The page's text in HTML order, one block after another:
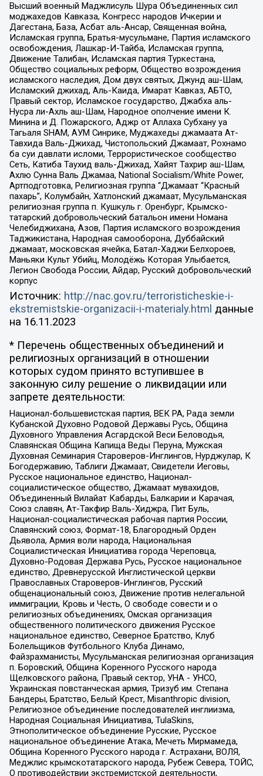
Высший военный Маджлисуль Шура Объединенных сил
моджахедов Кавказа, Конгресс народов Ичкерии и
Дагестана, База, Асбат аль-Ансар, Священная война,
Исламская группа, Братья-мусульмане, Партия исламского
освобождения, Лашкар-И-Тайба, Исламская группа,
Движение Талибан, Исламская партия Туркестана,
Общество социальных реформ, Общество возрождения
исламского наследия, Дом двух святых, Джунд аш-Шам,
Исламский джихад, Аль-Каида, Имарат Кавказ, АБТО,
Правый сектор, Исламское государство, Джабха аль-
Нусра ли-Ахль аш-Шам, Народное ополчение имени К.
Минина и Д. Пожарского, Аджр от Аллаха Субхану уа
Тагьаля SHAM, АУМ Синрике, Муджахеды джамаата Ат-
Тавхида Валь-Джихад, Чистопольский Джамаат, Рохнамо
ба суи давлати исломи, Террористическое сообщество
Сеть, Катиба Таухид валь-Джихад, Хайят Тахрир аш-Шам,
Ахлю Сунна Валь Джамаа, National Socialism/White Power,
Артподготовка, Религиозная группа “Джамаат “Красный
пахарь”, Колумбайн, Хатлонский джамаат, Мусульманская
религиозная группа п. Кушкуль г. Оренбург, Крымско-
татарский добровольческий батальон имени Номана
Челебиджихана, Азов, Партия исламского возрождения
Таджикистана, Народная самооборона, Дуббайский
джамаат, московская ячейка, Батал-Хаджи Белхороев,
Маньяки Культ Убийц, Молодёжь Которая Улыбается,
Легион Свобода России, Айдар, Русский добровольческий
корпус
Источник: http://nac.gov.ru/terroristicheskie-i-
ekstremistskie-organizacii-i-materialy.html данные
на 16.11.2023
* Перечень общественных объединений и
религиозных организаций в отношении
которых судом принято вступившее в
законную силу решение о ликвидации или
запрете деятельности:
Национал-большевистская партия, ВЕК РА, Рада земли
Кубанской Духовно Родовой Державы Русь, Община
Духовного Управления Асгардской Веси Беловодья,
Славянская Община Капища Веды Перуна, Мужская
Духовная Семинария Староверов-Инглингов, Нурджулар, К
Богодержавию, Таблиги Джамаат, Свидетели Иеговы,
Русское национальное единство, Национал-
социалистическое общество, Джамаат мувахидов,
Объединенный Вилайат Кабарды, Балкарии и Карачая,
Союз славян, Ат-Такфир Валь-Хиджра, Пит Буль,
Национал-социалистическая рабочая партия России,
Славянский союз, Формат-18, Благородный Орден
Дьявола, Армия воли народа, Национальная
Социалистическая Инициатива города Череповца,
Духовно-Родовая Держава Русь, Русское национальное
единство, Древнерусской Инглистической церкви
Православных Староверов-Инглингов, Русский
общенациональный союз, Движение против нелегальной
иммиграции, Кровь и Честь, О свободе совести и о
религиозных объединениях, Омская организация
общественного политического движения Русское
национальное единство, Северное Братство, Клуб
Болельщиков Футбольного Клуба Динамо,
Файзрахманисты, Мусульманская религиозная организация
п. Боровский, Община Коренного Русского народа
Щелковского района, Правый сектор, УНА - УНСО,
Украинская повстанческая армия, Тризуб им. Степана
Бандеры, Братство, Белый Крест, Misanthropic division,
Религиозное объединение последователей инглиизма,
Народная Социальная Инициатива, TulaSkins,
Этнополитическое объединение Русские, Русское
национальное объединение Атака, Мечеть Мирмамеда,
Община Коренного Русского народа г. Астрахани, ВОЛЯ,
Меджлис крымскотатарского народа, Рубеж Севера, ТОЙС,
О противодействии экстремистской деятельности,